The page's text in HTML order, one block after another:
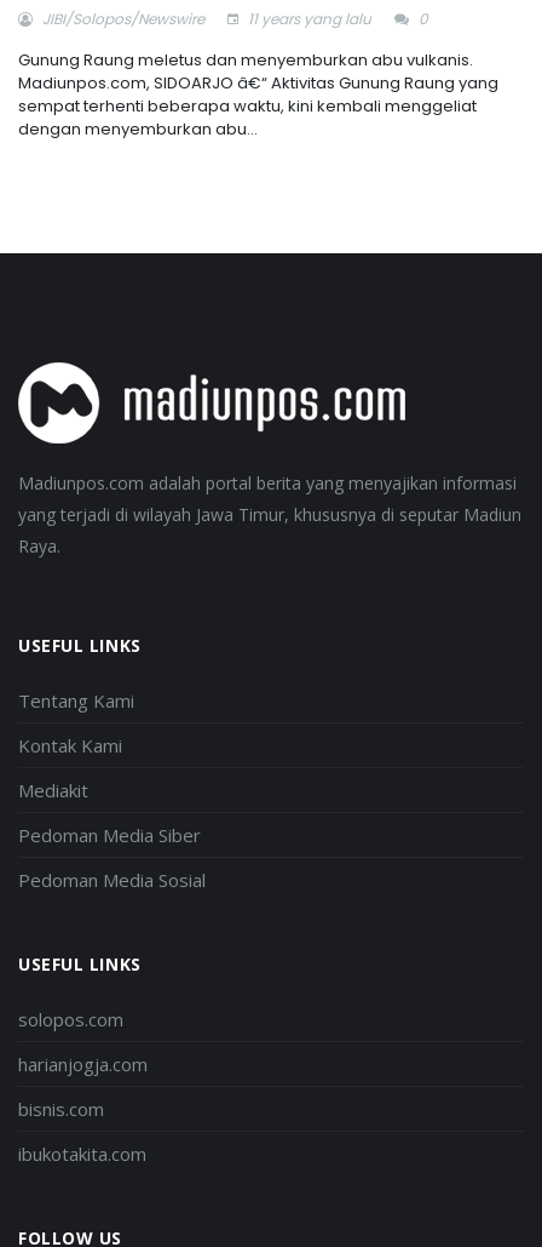
JIBI/Solopos/Newswire 11 years yang lalu 0
Gunung Raung meletus dan menyemburkan abu vulkanis.
Madiunpos.com, SIDOARJO â€“ Aktivitas Gunung Raung yang
sempat terhenti beberapa waktu, kini kembali menggeliat
dengan menyemburkan abu...
Madiunpos.com adalah portal berita yang menyajikan informasi
yang terjadi di wilayah Jawa Timur, khususnya di seputar Madiun
Raya.
USEFUL LINKS
Tentang Kami
Kontak Kami
Mediakit
Pedoman Media Siber
Pedoman Media Sosial
USEFUL LINKS
solopos.com
harianjogja.com
bisnis.com
ibukotakita.com
FOLLOW US